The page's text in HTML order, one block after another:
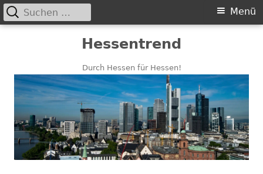
Hessentrend
Durch Hessen für Hessen!
Primäres
Menü
Suchen
nach: